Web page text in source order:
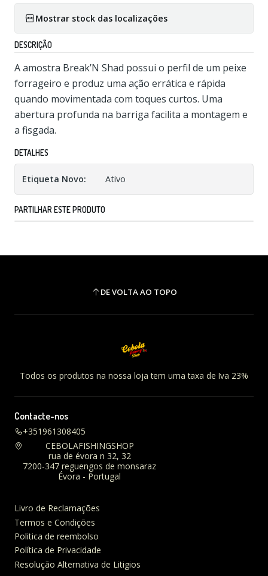
Mostrar stock das localizações
DESCRIÇÃO
A amostra Break’N Shad possui o perfil de um peixe
forrageiro e produz uma ação errática e rápida
quando movimentada com toques curtos. Uma
abertura profunda na barriga facilita a montagem e
a fisgada.
DETALHES
Etiqueta Novo: Ativo
PARTILHAR ESTE PRODUTO
DE VOLTA AO TOPO
Todos os produtos na nossa loja tem uma taxa de Iva 23%
Contacte-nos
+351961308405
CEBOLAFISHINGSHOP
rua de évora n 32, 32
7200-347 reguengos de monsaraz
Évora - Portugal
Livro de Reclamações
Termos e Condições
Politica de reembolso
Política de Privacidade
Resolução Alternativa de Litigios